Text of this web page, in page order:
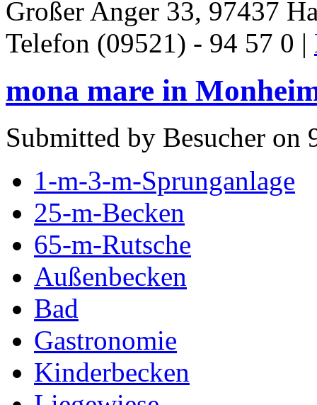
Großer Anger 33, 97437
Telefon (09521) - 94 57 0 |
mona mare in
Submitted by Besucher on
1-m-3-m-Sprunganlage
25-m-Becken
65-m-Rutsche
Außenbecken
Bad
Gastronomie
Kinderbecken